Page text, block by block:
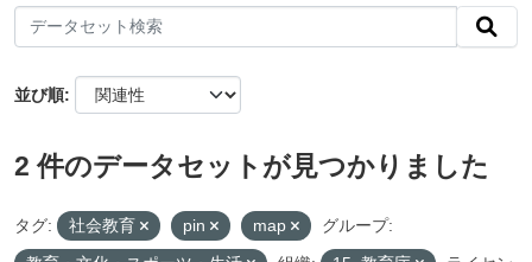
並び順
2 件のデータセットが見つかりました
タグ: 社会教育 pin map
グループ: